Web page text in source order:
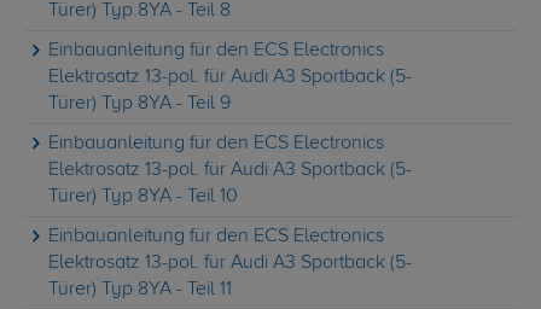
Türer) Typ 8YA - Teil 8
Einbauanleitung für den ECS Electronics
Elektrosatz 13-pol. für Audi A3 Sportback (5-
Türer) Typ 8YA - Teil 9
Einbauanleitung für den ECS Electronics
Elektrosatz 13-pol. für Audi A3 Sportback (5-
Türer) Typ 8YA - Teil 10
Einbauanleitung für den ECS Electronics
Elektrosatz 13-pol. für Audi A3 Sportback (5-
Türer) Typ 8YA - Teil 11